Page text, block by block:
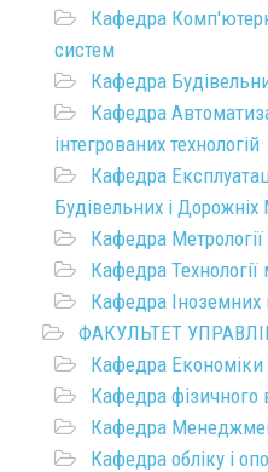
Кафедра
систем
Кафедра
Кафедра
інтегрованих технологій
Кафедра
Будівельних і
Кафедра
Кафедра Технології
Кафедра Іноземних
ФАКУЛЬТЕТ
Кафедра Економіки
Кафедра фізичного
Кафедра
Кафедра обліку і